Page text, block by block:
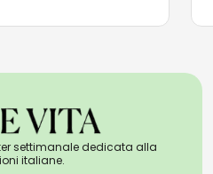
settimanale dedicata alla
italiane.